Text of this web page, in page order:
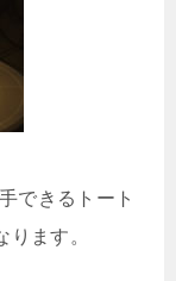
できるトート
ます。